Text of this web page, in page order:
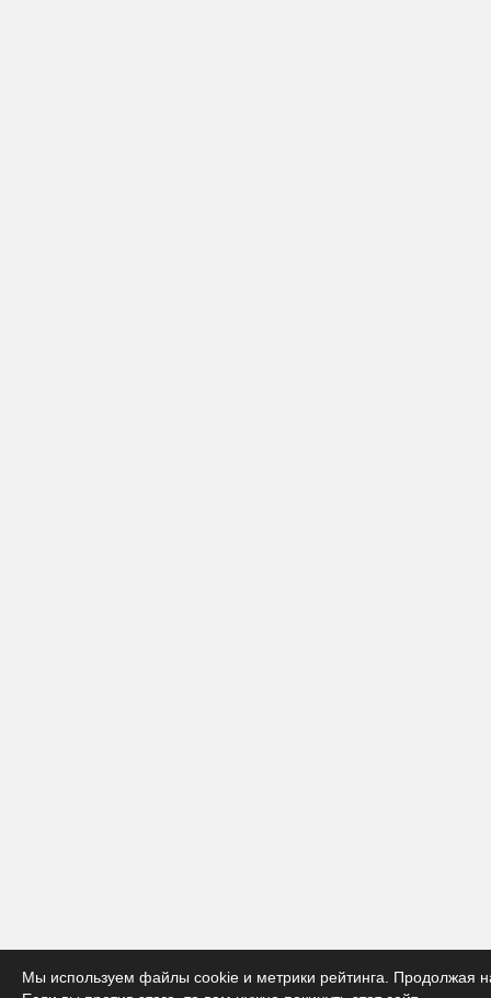
Мы используем файлы cookie и метрики рейтинга. Продолжая